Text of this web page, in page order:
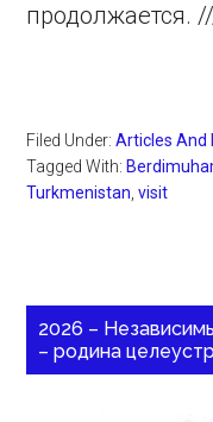
продолжается.
Filed Under:Articles And
Tagged With:
Turkmenistan,visit
2026 –
– родина